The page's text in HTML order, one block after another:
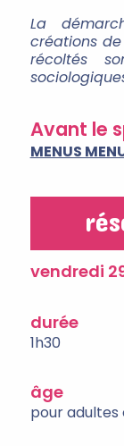
La
créations
récoltés
Avant le
MENUS
vendredi
durée
1h30
âge
pour adultes